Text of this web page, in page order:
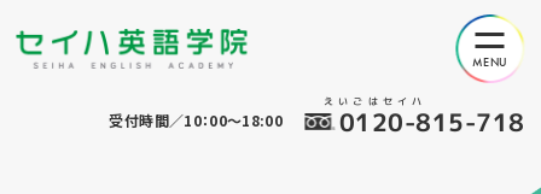
えいごはセイハ
0120-815-718
受付時間／10：00～18:00